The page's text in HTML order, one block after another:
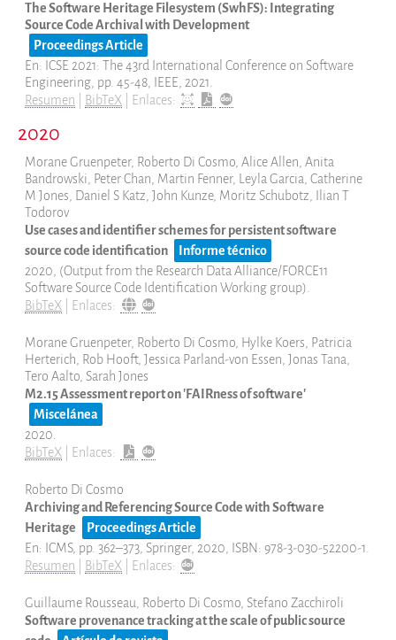
The Software Heritage Filesystem (SwhFS): Integrating
Source Code Archival with Development
Proceedings Article
En: ICSE 2021: The 43rd International Conference on Software
Engineering, pp. 45-48, IEEE, 2021.
Resumen
BibTeX Enlaces:
2020
Morane Gruenpeter, Roberto Di Cosmo, Alice Allen, Anita
Bandrowski, Peter Chan, Martin Fenner, Leyla Garcia, Catherine
M Jones, Daniel S Katz, John Kunze, Moritz Schubotz, Ilian T
Todorov
Use cases and identifier schemes for persistent software
source code identification
Informe técnico
2020, (Output from the Research Data Alliance/FORCE11
Software Source Code Identification Working group).
BibTeX
Enlaces:
Morane Gruenpeter, Roberto Di Cosmo, Hylke Koers, Patricia
Herterich, Rob Hooft, Jessica Parland-von Essen, Jonas Tana,
Tero Aalto, Sarah Jones
M2.15 Assessment report on 'FAIRness of software'
Miscelánea
2020.
BibTeX
Enlaces:
Roberto Di Cosmo
Archiving and Referencing Source Code with Software
Heritage
Proceedings Article
En: ICMS, pp. 362–373, Springer, 2020, ISBN: 978-3-030-52200-1.
Resumen
BibTeX Enlaces:
Guillaume Rousseau, Roberto Di Cosmo, Stefano Zacchiroli
Software provenance tracking at the scale of public source